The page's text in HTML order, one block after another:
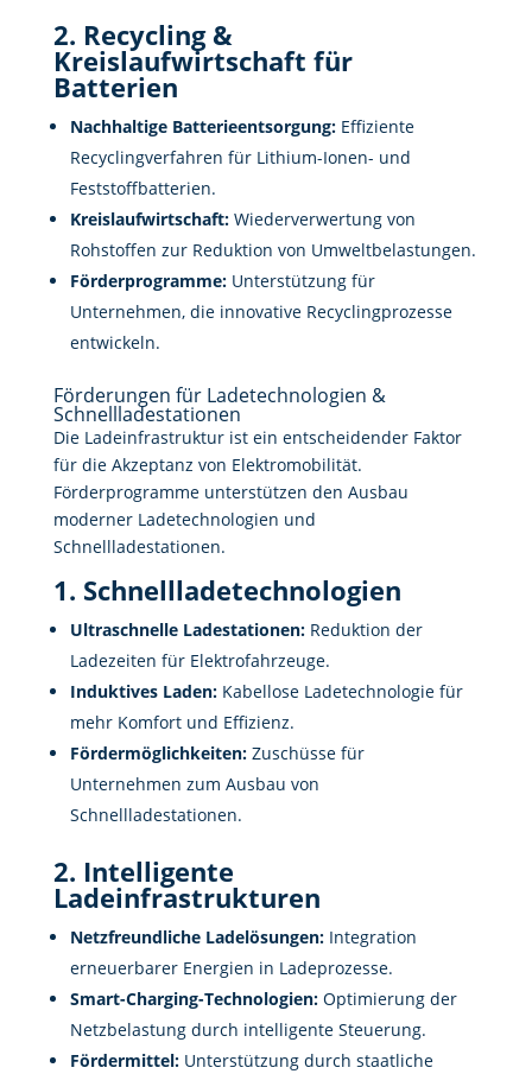
2. Recycling &
Kreislaufwirtschaft für
Batterien
Nachhaltige Batterieentsorgung:Effiziente
Recyclingverfahren für Lithium-Ionen- und
Feststoffbatterien.
Kreislaufwirtschaft:Wiederverwertung von
Rohstoffen zur Reduktion von Umweltbelastungen.
Förderprogramme:Unterstützung für
Unternehmen, die innovative Recyclingprozesse
entwickeln.
Förderungen für Ladetechnologien &
Schnellladestationen
Die Ladeinfrastruktur ist ein entscheidender Faktor
für die Akzeptanz von Elektromobilität.
Förderprogramme unterstützen den Ausbau
moderner Ladetechnologien und
Schnellladestationen.
1. Schnellladetechnologien
Ultraschnelle Ladestationen:Reduktion der
Ladezeiten für Elektrofahrzeuge.
Induktives Laden:Kabellose Ladetechnologie für
mehr Komfort und Effizienz.
Fördermöglichkeiten:Zuschüsse für
Unternehmen zum Ausbau von
Schnellladestationen.
2. Intelligente
Ladeinfrastrukturen
Netzfreundliche Ladelösungen:Integration
erneuerbarer Energien in Ladeprozesse.
Smart-Charging-Technologien:Optimierung der
Netzbelastung durch intelligente Steuerung.
Fördermittel:Unterstützung durch staatliche